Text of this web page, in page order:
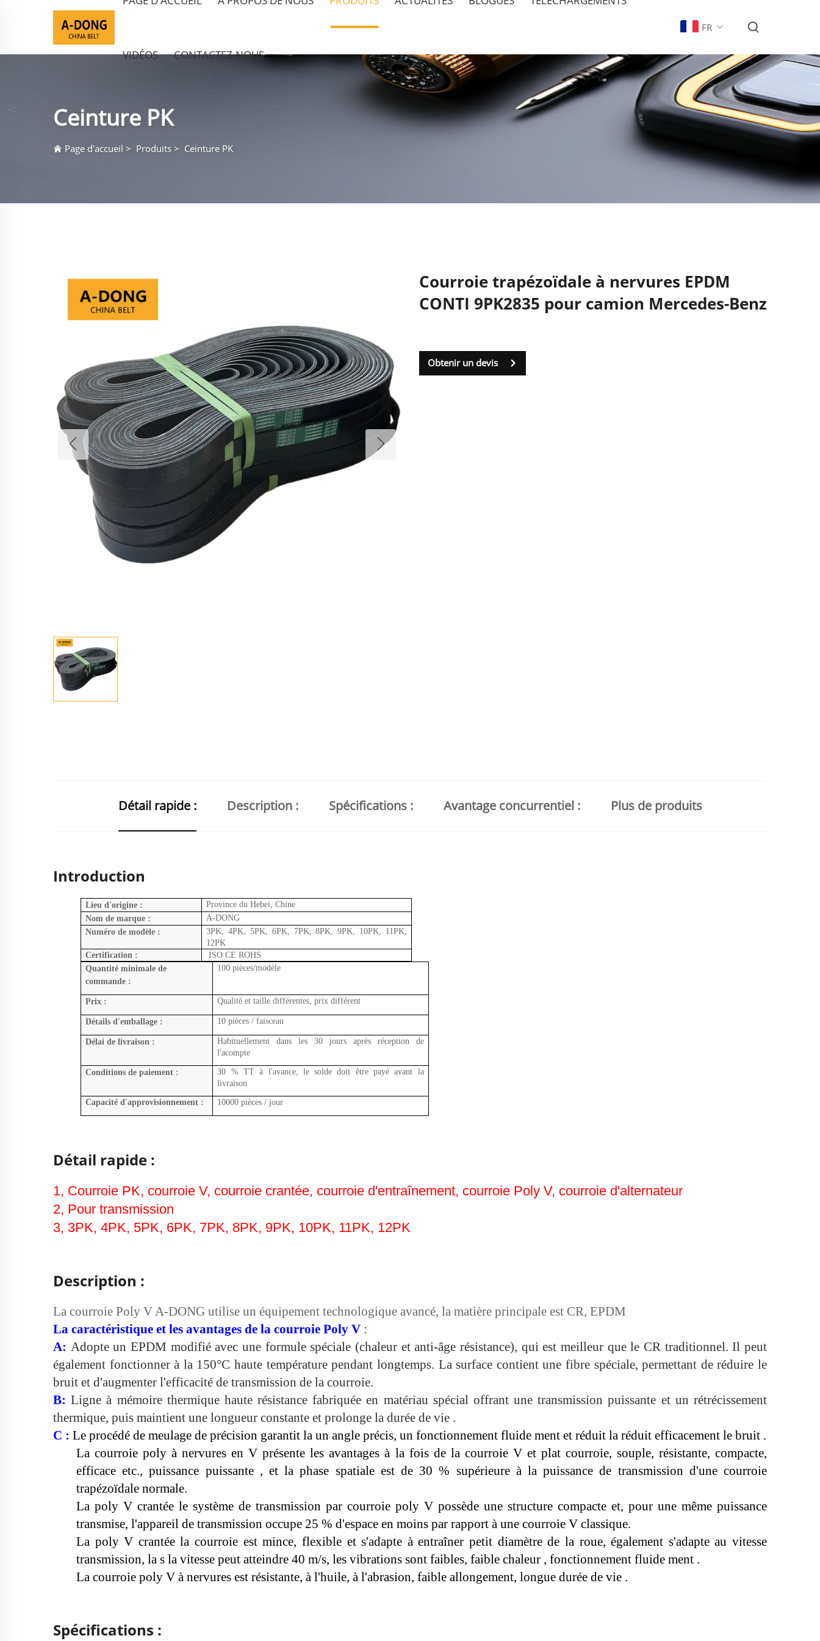
VIDÉOS CONTACTEZ-NOUS
FR
Ceinture PK
Page d'accueil > Produits > Ceinture PK
Courroie trapézoïdale à nervures EPDM
CONTI 9PK2835 pour camion Mercedes-Benz
Obtenir un devis
Détail rapide : Description : Spécifications : Avantage concurrentiel : Plus de produits
Introduction
Lieu d'origine :
Province du Hebei, Chine
Nom de marque :
A-DONG
Numéro de modèle :
3PK, 4PK, 5PK, 6PK, 7PK, 8PK, 9PK, 10PK, 11PK,
12PK
Certification :
ISO CE ROHS
Quantité minimale de
commande :
100 pièces/modèle
Prix : Qualité et taille différentes, prix différent
Détails d'emballage : 10 pièces / faisceau
Délai de livraison :
Habituellement dans les 30 jours après réception de
l'acompte
Conditions de paiement :
30 % TT à l'avance, le solde doit être payé avant la
livraison
Capacité d'approvisionnement : 10000 pièces / jour
Détail rapide :
1, Courroie PK, courroie V, courroie crantée, courroie d'entraînement, courroie Poly V, courroie d'alternateur
2, Pour transmission
3, 3PK, 4PK, 5PK, 6PK, 7PK, 8PK, 9PK, 10PK, 11PK, 12PK
Description :
La courroie Poly V A-DONG utilise un équipement technologique avancé, la matière principale est CR, EPDM
La caractéristique et les avantages de la courroie Poly V :
A: Adopte un EPDM modifié avec une formule spéciale (chaleur etanti-âgerésistance), qui est meilleur que le CR traditionnel. Il peut
également fonctionner à la 150°Chaute températurependant longtemps. La surface contient une fibre spéciale, permettant de réduire le
bruit et d'augmenter l'efficacité de transmission de la courroie.
B:Ligne à mémoire thermique haute résistancefabriquée en matériau spécial offrant une transmission puissante et un rétrécissement
thermique, puis maintient une longueur constante et prolonge la durée de vie .
C : Le procédé de meulage de précision garantit la un angle précis, un fonctionnement fluide ment et réduit la réduit efficacement le bruit .
Lacourroie poly à nervures en Vprésente les avantages à la fois de la courroie V et plat courroie, souple, résistante, compacte,
efficaceetc., puissance puissante , et la phase spatiale est de 30 % supérieure à la puissance de transmission d'une courroie
trapézoïdale normale.
La poly V crantée le système de transmission par courroie poly V possède une structure compacte et, pour une même puissance
transmise, l'appareil de transmission occupe 25 % d'espace en moins par rapport à une courroie V classique.
La poly V crantéela courroie est mince, flexible ets'adapte àentraînerpetit diamètre de la roue, également s'adapteauvitesse
transmission, la s la vitesse peut atteindre 40 m/s, les vibrations sont faibles, faible chaleur , fonctionnement fluide ment .
La courroie poly V à nervures est résistante, à l'huile, à l'abrasion, faible allongement, longue durée de vie .
Spécifications :